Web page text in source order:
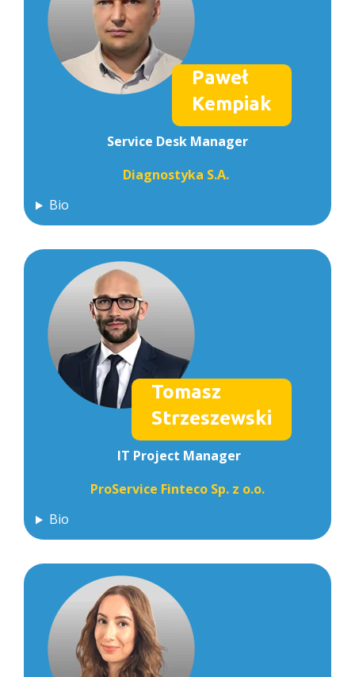
Paweł
Kempiak
Service Desk Manager
Diagnostyka S.A.
Bio
Tomasz
Strzeszewski
IT Project Manager
ProService Finteco Sp. z o.o.
Bio